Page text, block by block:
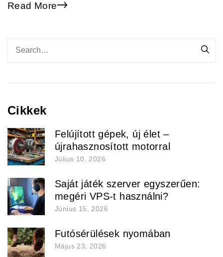
Read More
Cikkek
Július 10, 2026
Felújított gépek, új élet –
újrahasznosított motorral
Június 15, 2026
Saját játék szerver egyszerűen:
megéri VPS-t használni?
Május 23, 2026
Futósérülések nyomában